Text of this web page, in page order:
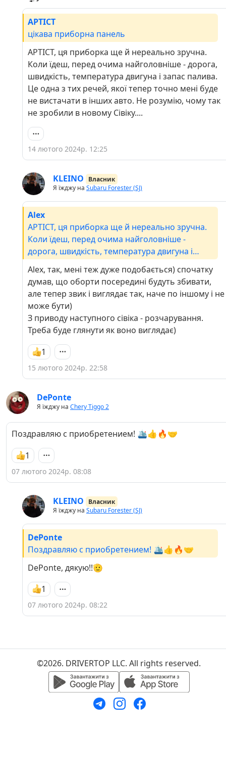
APTICT
цікава приборна панель
APTICT, ця приборка ще й нереально зручна.
Коли їдеш, перед очима найголовніше - дорога,
швидкість, температура двигуна і запас палива.
Це одна з тих речей, якої тепер точно мені буде
не вистачати в інших авто. Не розумію, чому так
не зробили в новому Сівіку....
14 лютого 2024р. 12:25
KLEINO
Власник
Я їжджу на Subaru Forester (SJ)
Alex
APTICT, ця приборка ще й нереально зручна.
Коли їдеш, перед очима найголовніше -
дорога, швидкість, температура двигуна і
запас палива. Це одна з тих речей, якої тепер
точно мені буде не вистачати в інших авто. Не
розумію, чому так не зробили в новому
Сівіку....
Alex, так, мені теж дуже подобається) спочатку
думав, що оборти посередині будуть збивати,
але тепер звик і виглядає так, наче по іншому і не
може бути)
З приводу наступного сівіка - розчарування.
Треба буде глянути як воно виглядає)
1
15 лютого 2024р. 22:58
DePonte
Я їжджу на Chery Tiggo 2
Поздравляю с приобретением! 🛳👍🔥🤝
1
07 лютого 2024р. 08:08
KLEINO
Власник
Я їжджу на Subaru Forester (SJ)
DePonte
Поздравляю с приобретением! 🛳👍🔥🤝
DePonte, дякую!!🫡
1
07 лютого 2024р. 08:22
©2026. DRIVERTOP LLC. All rights reserved.